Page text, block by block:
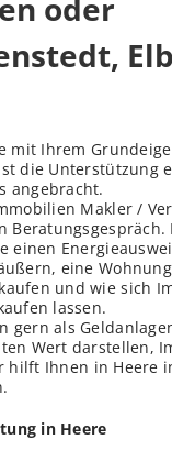
oder
mit Ihrem
die Unterstützung
angebracht.
Makler /
Beratungsgespräch.
einen
eine
und wie sich
lassen.
gern als
Wert darstellen,
hilft Ihnen in Heere
in Heere